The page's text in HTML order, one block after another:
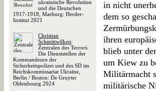
ukrainische Revolution
und die Deutschen
1917-1918, Marburg: Herder-
Institut 2021
Christian
Schmittwilken:
Zentralen des Terrors.
Die Dienststellen der
Kommandeure der
Sicherheitspolizei und des SD im
Reichskommissariat Ukraine,
Berlin / Boston: De Gruyter
Oldenbourg 2024
in nicht
dem so
ihren
blieb unter
um Kiew zu
Militärmacht
militärische